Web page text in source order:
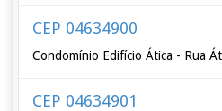
CEP 04634900
Condomínio Edifício Ática - Rua
CEP 04634901